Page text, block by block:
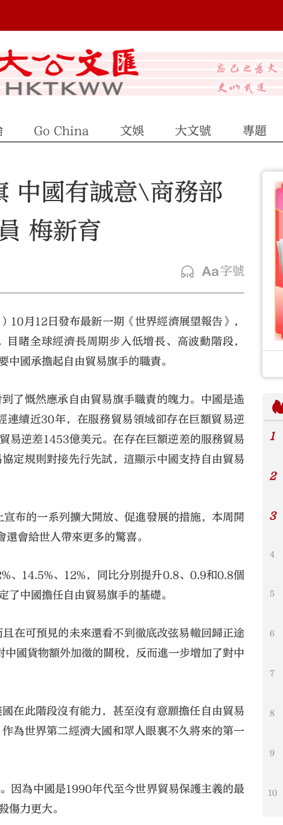
文匯
Go China 文娛 大文號 專題
中國有誠意\商務部
梅新育
字號
月12日發布最新一期《世界經濟展望報告》，
睹全球經濟長周期步入低增長、高波動階段，
中國承擔起自由貿易旗手的職責。
了慨然應承自由貿易旗手職責的魄力。中國是遙
連續近30年，在服務貿易領域卻存在巨額貿易逆
易逆差1453億美元。在存在巨額逆差的服務貿易
定規則對接先行先試，這顯示中國支持自由貿易
布的一系列擴大開放、促進發展的措施，本周開
會給世人帶來更多的驚喜。
、14.5%、12%，同比分別提升0.8、0.9和0.8個
中國擔任自由貿易旗手的基礎。
在可預見的未來還看不到徹底改弦易轍回歸正途
國貨物額外加徵的關稅，反而進一步增加了對中
在此階段沒有能力，甚至沒有意願擔任自由貿易
為世界第二經濟大國和眾人眼裏不久將來的第一
因為中國是1990年代至今世界貿易保護主義的最
傷力更大。
1
2
3
4
5
6
7
8
9
10